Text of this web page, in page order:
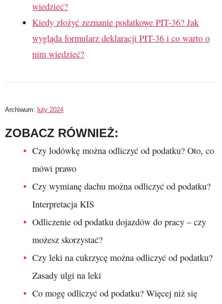
wiedzieć?
Kiedy złożyć zeznanie podatkowe PIT-36? Jak
wygląda formularz deklaracji PIT-36 i co warto o
nim wiedzieć?
Archiwum: luty 2024
ZOBACZ RÓWNIEŻ:
Czy lodówkę można odliczyć od podatku? Oto, co
mówi prawo
Czy wymianę dachu można odliczyć od podatku?
Interpretacja KIS
Odliczenie od podatku dojazdów do pracy – czy
możesz skorzystać?
Czy leki na cukrzycę można odliczyć od podatku?
Zasady ulgi na leki
Co mogę odliczyć od podatku? Więcej niż się